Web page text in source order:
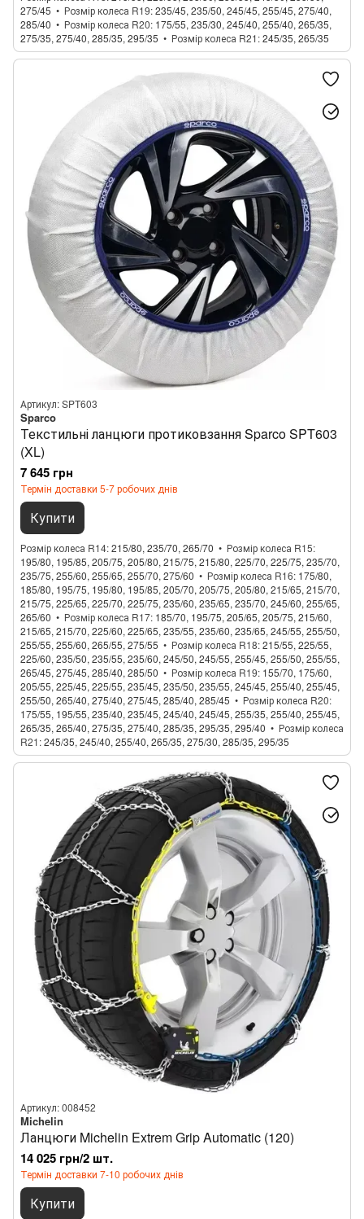
275/45
Розмір колеса R19 235/45, 235/50, 245/45, 255/45, 275/40,
285/40
Розмір колеса R20 175/55, 235/30, 245/40, 255/40, 265/35,
275/35, 275/40, 285/35, 295/35
Розмір колеса R21 245/35, 265/35
Артикул: SPT603
Sparco
Текстильні ланцюги протиковзання Sparco SPT603
(XL)
7 645 грн
Термін доставки 5-7 робочих днів
Купити
Розмір колеса R14 215/80, 235/70, 265/70
Розмір колеса R15
195/80, 195/85, 205/75, 205/80, 215/75, 215/80, 225/70, 225/75, 235/70,
235/75, 255/60, 255/65, 255/70, 275/60
Розмір колеса R16 175/80,
185/80, 195/75, 195/80, 195/85, 205/70, 205/75, 205/80, 215/65, 215/70,
215/75, 225/65, 225/70, 225/75, 235/60, 235/65, 235/70, 245/60, 255/65,
265/60
Розмір колеса R17 185/70, 195/75, 205/65, 205/75, 215/60,
215/65, 215/70, 225/60, 225/65, 235/55, 235/60, 235/65, 245/55, 255/50,
255/55, 255/60, 265/55, 275/55
Розмір колеса R18 215/55, 225/55,
225/60, 235/50, 235/55, 235/60, 245/50, 245/55, 255/45, 255/50, 255/55,
265/45, 275/45, 285/40, 285/50
Розмір колеса R19 155/70, 175/60,
205/55, 225/45, 225/55, 235/45, 235/50, 235/55, 245/45, 255/40, 255/45,
255/50, 265/40, 275/40, 275/45, 285/40, 285/45
Розмір колеса R20
175/55, 195/55, 235/40, 235/45, 245/40, 245/45, 255/35, 255/40, 255/45,
265/35, 265/40, 275/35, 275/40, 285/35, 295/35, 295/40
Розмір колеса
R21 245/35, 245/40, 255/40, 265/35, 275/30, 285/35, 295/35
Артикул: 008452
Michelin
Ланцюги Michelin Extrem Grip Automatic (120)
14 025 грн/2 шт.
Термін доставки 7-10 робочих днів
Купити